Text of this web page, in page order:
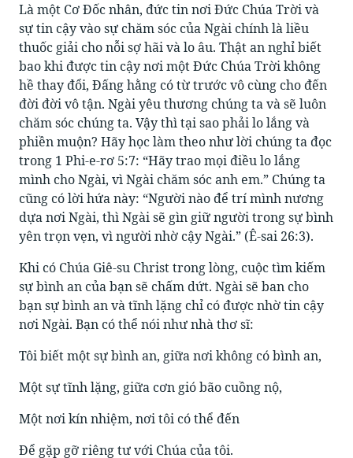
Là một Cơ Đốc nhân, đức tin nơi Đức Chúa Trời và
sự tin cậy vào sự chăm sóc của Ngài chính là liều
thuốc giải cho nỗi sợ hãi và lo âu. Thật an nghỉ biết
bao khi được tin cậy nơi một Đức Chúa Trời không
hề thay đổi, Đấng hằng có từ trước vô cùng cho đến
đời đời vô tận. Ngài yêu thương chúng ta và sẽ luôn
chăm sóc chúng ta. Vậy thì tại sao phải lo lắng và
phiền muộn? Hãy học làm theo như lời chúng ta đọc
trong 1 Phi-e-rơ 5:7: “Hãy trao mọi điều lo lắng
mình cho Ngài, vì Ngài chăm sóc anh em.” Chúng ta
cũng có lời hứa này: “Người nào để trí mình nương
dựa nơi Ngài, thì Ngài sẽ gìn giữ người trong sự bình
yên trọn vẹn, vì người nhờ cậy Ngài.” (Ê-sai 26:3).
Khi có Chúa Giê-su Christ trong lòng, cuộc tìm kiếm
sự bình an của bạn sẽ chấm dứt. Ngài sẽ ban cho
bạn sự bình an và tĩnh lặng chỉ có được nhờ tin cậy
nơi Ngài. Bạn có thể nói như nhà thơ sĩ:
Tôi biết một sự bình an, giữa nơi không có bình an,
Một sự tĩnh lặng, giữa cơn gió bão cuồng nộ,
Một nơi kín nhiệm, nơi tôi có thể đến
Để gặp gỡ riêng tư với Chúa của tôi.